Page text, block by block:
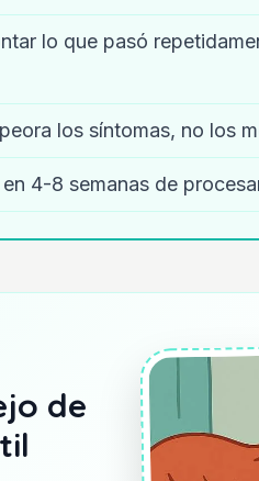
lo que pasó
los síntomas, no los
4-8 semanas de
de